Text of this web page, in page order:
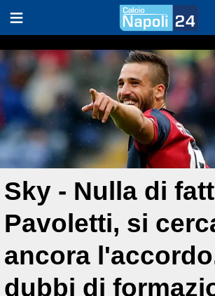
Sky - Nulla di
Pavoletti, si
ancora
dubbi di